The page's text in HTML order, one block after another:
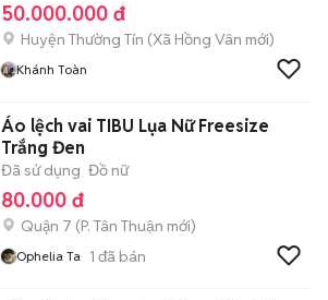
50.000.000 đ
Huyện Thường Tín (Xã Hồng Vân mới)
Khánh Toàn
Áo lệch vai TIBU Lụa Nữ Freesize
Trắng Đen
Đã sử dụng Đồ nữ
80.000 đ
Quận 7 (P. Tân Thuận mới)
Ophelia Ta 1 đã bán